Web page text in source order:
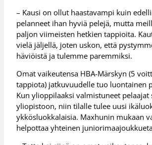
– Kausi on ollut haastavampi kuin
pelanneet ihan hyviä pelejä, mutta
paljon viimeisten hetkien tappioita.
vielä jäljellä, joten uskon, että
häviöistä ja tulemme paremmiksi.
Omat vaikeutensa HBA-Märskyn (5
tappiota) jatkuvuudelle tuo luontainen
Kun ylioppilaaksi valmistuneet pelaajat
yliopistoon, niin tilalle tulee uusi
ykkösluokkalaisia. Maxhunin mukaan
helpottaa yhteinen